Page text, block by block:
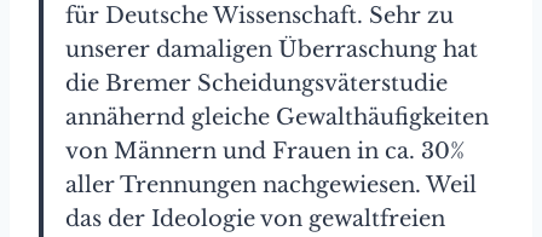
für Deutsche Wissenschaft. Sehr zu
unserer damaligen Überraschung hat
die Bremer Scheidungsväterstudie
annähernd gleiche Gewalthäufigkeiten
von Männern und Frauen in ca. 30%
aller Trennungen nachgewiesen. Weil
das der Ideologie von gewaltfreien